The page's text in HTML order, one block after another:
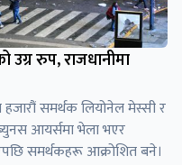
उग्र रुप, राजधानीमा
समर्थक लियोनेल मेस्सी र
ब्युनस आयर्समा भेला भएर
समर्थकहरू आक्रोशित बने।